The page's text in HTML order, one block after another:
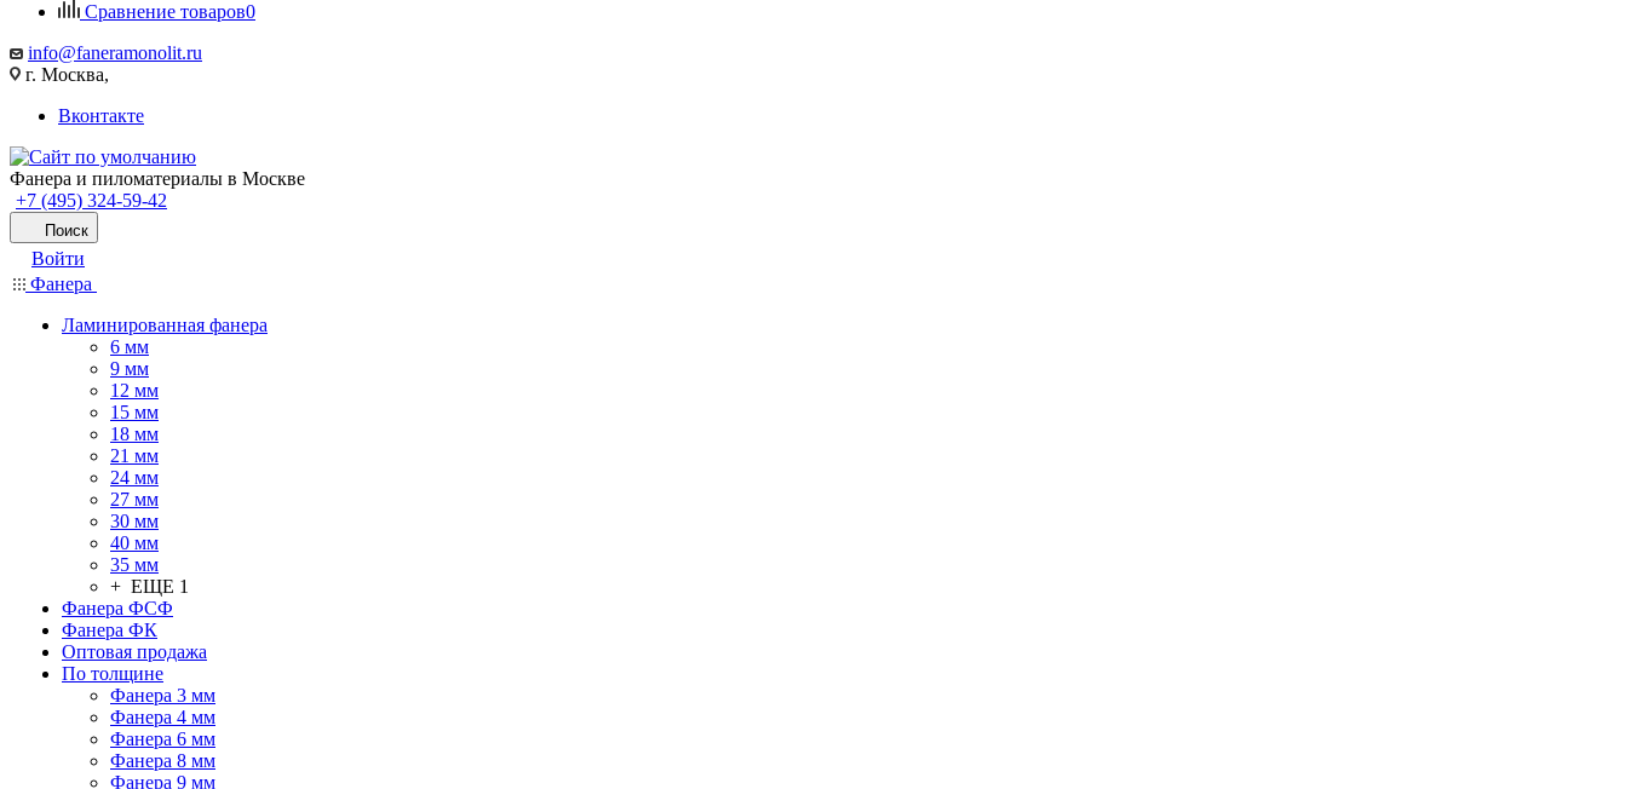
Сравнение товаров0
info@faneramonolit.ru
г. Москва,
Вконтакте
Фанера и пиломатериалы в Москве
+7 (495) 324-59-42
Поиск
Войти
Фанера
Ламинированная фанера
6 мм
9 мм
12 мм
15 мм
18 мм
21 мм
24 мм
27 мм
30 мм
40 мм
35 мм
+ ЕЩЕ 1
Фанера ФСФ
Фанера ФК
Оптовая продажа
По толщине
Фанера 3 мм
Фанера 4 мм
Фанера 6 мм
Фанера 8 мм
Фанера 9 мм